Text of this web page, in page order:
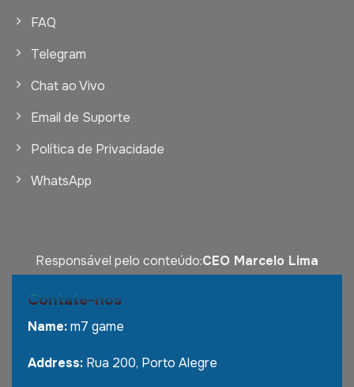
FAQ
Telegram
Chat ao Vivo
Email de Suporte
Política de Privacidade
WhatsApp
Responsável pelo conteúdo:CEO Marcelo Lima
Contate-nos
Name:m7 game
Address: Rua 200, Porto Alegre